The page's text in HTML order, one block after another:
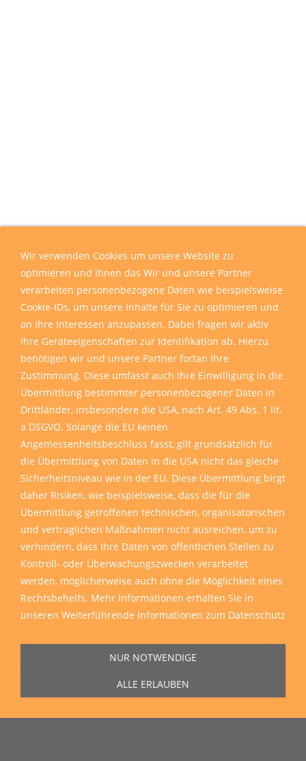
Wir verwenden Cookies um unsere Website zu
optimieren und Ihnen das Wir und unsere Partner
verarbeiten personenbezogene Daten wie beispielsweise
Cookie-IDs, um unsere Inhalte für Sie zu optimieren und
an Ihre Interessen anzupassen. Dabei fragen wir aktiv
Ihre Geräteeigenschaften zur Identifikation ab. Hierzu
benötigen wir und unsere Partner fortan Ihre
Zustimmung. Diese umfasst auch Ihre Einwilligung in die
Übermittlung bestimmter personenbezogener Daten in
Drittländer, insbesondere die USA, nach Art. 49 Abs. 1 lit.
a DSGVO. Solange die EU keinen
Angemessenheitsbeschluss fasst, gilt grundsätzlich für
die Übermittlung von Daten in die USA nicht das gleiche
Sicherheitsniveau wie in der EU. Diese Übermittlung birgt
daher Risiken, wie beispielsweise, dass die für die
Übermittlung getroffenen technischen, organisatorischen
und vertraglichen Maßnahmen nicht ausreichen, um zu
verhindern, dass Ihre Daten von öffentlichen Stellen zu
Kontroll- oder Überwachungszwecken verarbeitet
werden, möglicherweise auch ohne die Möglichkeit eines
Rechtsbehelfs. Mehr Informationen erhalten Sie in
unseren Weiterführende Informationen zum Datenschutz
NUR NOTWENDIGE
ALLE ERLAUBEN